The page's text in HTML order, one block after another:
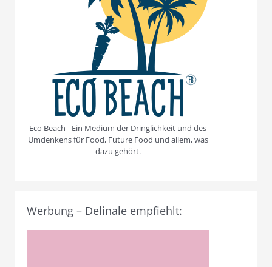
Eco Beach - Ein Medium der Dringlichkeit und des
Umdenkens für Food, Future Food und allem, was
dazu gehört.
Werbung – Delinale empfiehlt: